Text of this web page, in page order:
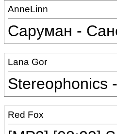
AnneLinn
Саруман -
Lana Gor
Stereophonics
Red Fox